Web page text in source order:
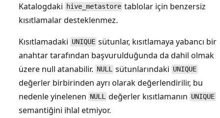
Katalogdaki
hive_metastore tablolar için benzersiz
kısıtlamalar desteklenmez.
Kısıtlamadaki UNIQUE sütunlar, kısıtlamaya yabancı bir
anahtar tarafından başvurulduğunda da dahil olmak
üzere null atanabilir. NULL sütunlarındaki UNIQUE
değerler birbirinden ayrı olarak değerlendirilir, bu
nedenle yinelenen NULL değerler kısıtlamanın UNIQUE
semantiğini ihlal etmiyor.